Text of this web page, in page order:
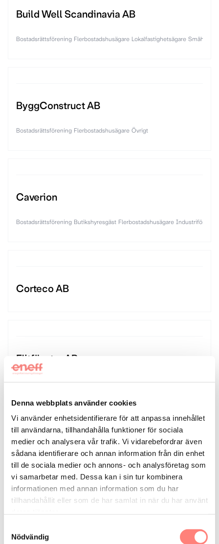
Denna webbplats använder cookies
Vi använder enhetsidentifierare för att anpassa innehållet
till användarna, tillhandahålla funktioner för sociala
medier och analysera vår trafik. Vi vidarebefordrar även
sådana identifierare och annan information från din enhet
till de sociala medier och annons- och analysföretag som
vi samarbetar med. Dessa kan i sin tur kombinera
informationen med annan information som du har
tillhandahållit eller som de har samlat in när du har använt
Nödvändig
Build Well Scandinavia AB
Bostadsrättsförening Flerbostadshusägare Lokalfastighetsägare
ByggConstruct AB
Bostadsrättsförening Flerbostadshusägare Övrigt
Caverion
Bostadsrättsförening Butikshyresgäst Flerbostadshusägare Industriföretag
Corteco AB
Elitfönster AB
Bostadsrättsförening Flerbostadshusägare Industriföretag Småhusägare
Fasadgruppen Norden AB
Bostadsrättsförening Butikshyresgäst Flerbostadshusägare Industriföretag